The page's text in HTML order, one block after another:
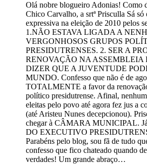
Olá nobre blogueiro Adonias! Como
Chico Carvalho, a srtª Prisculla Sá só
expressiva na eleição de 2010 pelos
1.NÃO ESTAVA LIGADA A
VERGONHOSOS GRUPOS
PRESIDUTRENSES. 2. SER A
RENOVAÇÃO NA ASSEMBLEIA
DIZER QUE A JUVENTUDE
MUNDO. Confesso que não é de
TOTALMENTE a favor da
político presidutrense. Afinal,
eleitas pelo povo até agora fez jus a
(até Aristeu Nunes decepcionou).
chegar à CÂMARA MUNICIPAL.
DO EXECUTIVO
Parabéns pelo blog, sou fã de tudo
confesso que fico chateado quando
verdades! Um grande abraço…